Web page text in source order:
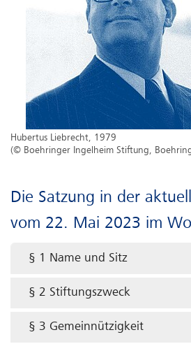
Hubertus Liebrecht, 1979
(© Boehringer Ingelheim Stiftung,
Die Satzung in der
vom 22. Mai 2023 im
§ 1 Name und Sitz
§ 2 Stiftungszweck
§ 3 Gemeinnützigkeit